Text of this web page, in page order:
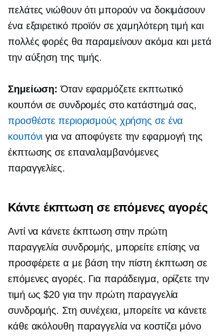
πελάτες νιώθουν ότι μπορούν να δοκιμάσουν
ένα εξαιρετικό προϊόν σε χαμηλότερη τιμή και
πολλές φορές θα παραμείνουν ακόμα και μετά
την αύξηση της τιμής.
Σημείωση: Όταν εφαρμόζετε εκπτωτικό
κουπόνι σε συνδρομές στο κατάστημά σας,
προσθέστε περιορισμούς χρήσης σε ένα
κουπόνι για να αποφύγετε την εφαρμογή της
έκπτωσης σε επαναλαμβανόμενες
παραγγελίες.
Κάντε έκπτωση σε επόμενες αγορές
Αντί να κάνετε έκπτωση στην πρώτη
παραγγελία συνδρομής, μπορείτε επίσης να
προσφέρετε α με βάση την πίστη έκπτωση σε
επόμενες αγορές. Για παράδειγμα, ορίζετε την
τιμή ως $20 για την πρώτη παραγγελία
συνδρομής. Στη συνέχεια, μπορείτε να κάνετε
κάθε ακόλουθη παραγγελία να κοστίζει μόνο